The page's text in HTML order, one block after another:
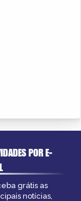
POR E-
grátis as
notícias,